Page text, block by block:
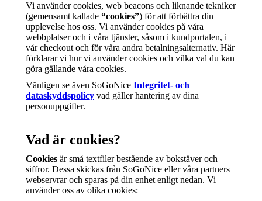
Vi använder cookies, web beacons och liknande tekniker
(gemensamt kallade “cookies”) för att förbättra din
upplevelse hos oss. Vi använder cookies på våra
webbplatser och i våra tjänster, såsom i kundportalen, i
vår checkout och för våra andra betalningsalternativ. Här
förklarar vi hur vi använder cookies och vilka val du kan
göra gällande våra cookies.
Vänligen se även SoGoNice Integritet- och
dataskyddspolicy vad gäller hantering av dina
personuppgifter.
Vad är cookies?
Cookies är små textfiler bestående av bokstäver och
siffror. Dessa skickas från SoGoNice eller våra partners
webservrar och sparas på din enhet enligt nedan. Vi
använder oss av olika cookies: